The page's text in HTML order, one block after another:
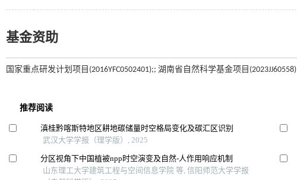
基金资助
国家重点研发计划项目(2016YFC0502401);; 湖南省自然科学基金项目(2023JJ60558)